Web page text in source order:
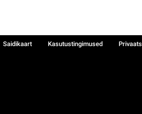
Saidikaart Kasutustingimused